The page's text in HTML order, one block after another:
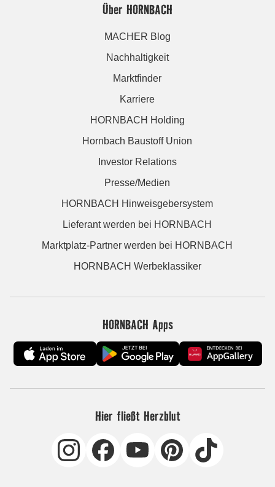
Über HORNBACH
MACHER Blog
Nachhaltigkeit
Marktfinder
Karriere
HORNBACH Holding
Hornbach Baustoff Union
Investor Relations
Presse/Medien
HORNBACH Hinweisgebersystem
Lieferant werden bei HORNBACH
Marktplatz-Partner werden bei HORNBACH
HORNBACH Werbeklassiker
HORNBACH Apps
Hier fließt Herzblut